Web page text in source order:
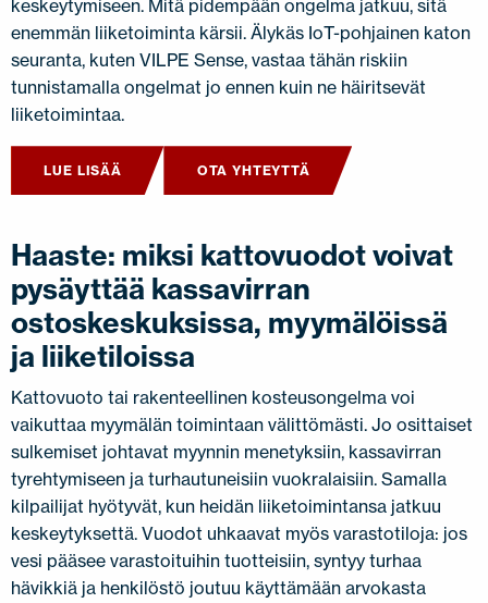
keskeytymiseen. Mitä pidempään ongelma jatkuu, sitä
enemmän liiketoiminta kärsii. Älykäs IoT-pohjainen katon
seuranta, kuten VILPE Sense, vastaa tähän riskiin
tunnistamalla ongelmat jo ennen kuin ne häiritsevät
liiketoimintaa.
LUE LISÄÄ OTA YHTEYTTÄ
Haaste: miksi kattovuodot voivat
pysäyttää kassavirran
ostoskeskuksissa, myymälöissä
ja liiketiloissa
Kattovuoto tai rakenteellinen kosteusongelma voi
vaikuttaa myymälän toimintaan välittömästi. Jo osittaiset
sulkemiset johtavat myynnin menetyksiin, kassavirran
tyrehtymiseen ja turhautuneisiin vuokralaisiin. Samalla
kilpailijat hyötyvät, kun heidän liiketoimintansa jatkuu
keskeytyksettä. Vuodot uhkaavat myös varastotiloja: jos
vesi pääsee varastoituihin tuotteisiin, syntyy turhaa
hävikkiä ja henkilöstö joutuu käyttämään arvokasta